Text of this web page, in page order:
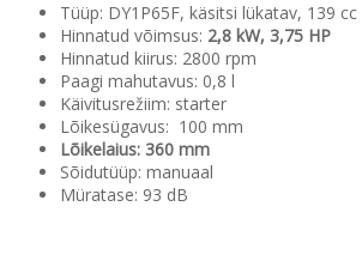
Tüüp: DY1P65F, käsitsi lükatav, 139 cc
Hinnatud võimsus: 2,8 kW, 3,75 HP
Hinnatud kiirus: 2800 rpm
Paagi mahutavus: 0,8 l
Käivitusrežiim: starter
Lõikesügavus: 100 mm
Lõikelaius: 360 mm
Sõidutüüp: manuaal
Müratase: 93 dB